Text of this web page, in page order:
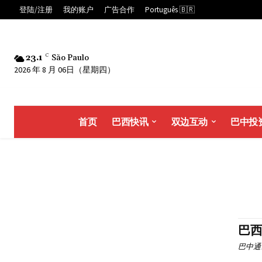
登陆/注册 我的账户 广告合作 Português 🇧🇷
23.1 C São Paulo
2026 年 8 月 06日（星期四）
首页 巴西快讯 双边互动 巴中投
巴
巴中